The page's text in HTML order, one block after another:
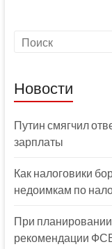
Новости
Путин смягчил
зарплаты
Как налоговики
недоимкам по
При планировании
рекомендации